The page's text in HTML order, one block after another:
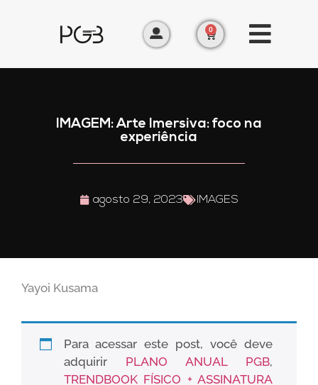
0
IMAGEM: Arte Imersiva: foco na
experiência
agosto 29, 2023 IMAGES
Yayoi Kusama
Para acessar este post, você deve
adquirir PLANO ANUAL PGB,
TRENDBOOK FÍSICO + ASSINATURA